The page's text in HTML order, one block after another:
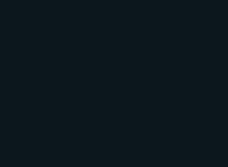
löste dies keine
wegen
beim Umschlag vom
Parteivortrags wird auf
nebst Anlagen